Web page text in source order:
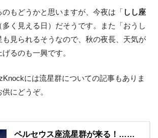
もどうかと思いますが、今夜は「 しし座
多く見える日）だそうです。また「おうし
も見られるそうなので、秋の夜長、天気が
るのも一興です。
には流星群についての記事もありま
にどうぞ。
ペルセウス座流星群が来る！……